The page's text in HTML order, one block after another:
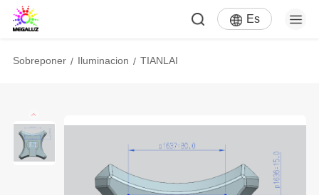
Es
Sobreponer Iluminacion TIANLAI